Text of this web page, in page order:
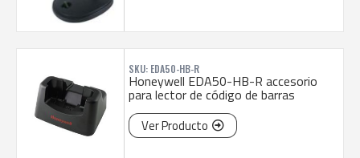
SKU: EDA50-HB-R
Honeywell EDA50-HB-R accesorio
para lector de código de barras
Ver Producto